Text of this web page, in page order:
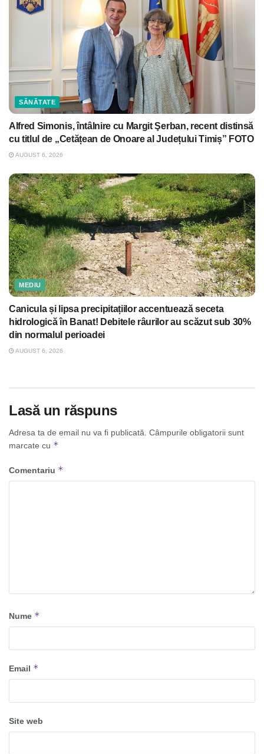
SĂNĂTATE
Alfred Simonis, întâlnire cu Margit Şerban, recent distinsă
cu titlul de „Cetățean de Onoare al Județului Timiș” FOTO
AUGUST 6, 2026
MEDIU
Canicula și lipsa precipitațiilor accentuează seceta
hidrologică în Banat! Debitele râurilor au scăzut sub 30%
din normalul perioadei
AUGUST 6, 2026
Lasă un răspuns
Adresa ta de email nu va fi publicată. Câmpurile obligatorii sunt
marcate cu *
Comentariu *
Nume *
Email *
Site web